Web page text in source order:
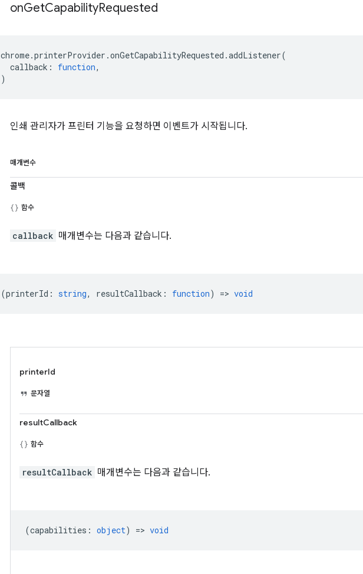
onGetCapabilityRequested
chrome.printerProvider .onGetCapabilityRequested .addListener(
callback : function,
)
인쇄 관리자가 프린터 기능을 요청하면 이벤트가 시작됩니다.
매개변수
콜백
함수
callback 매개변수는 다음과 같습니다.
(printerId : string, resultCallback : function) => void
printerId
문자열
resultCallback
함수
resultCallback 매개변수는 다음과 같습니다.
(capabilities : object) => void